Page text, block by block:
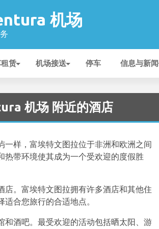
机场
赁 机场接送 停车 信息与新闻
机场 附近的酒店
一样，富埃特文图拉位于非洲和欧洲之间
热带环境使其成为一个受欢迎的度假胜
店。富埃特文图拉拥有许多酒店和其他住
合您旅行的合适地点。
和酒吧。最受欢迎的活动包括晒太阳、游